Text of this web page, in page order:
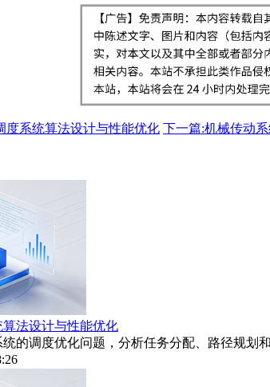
度系统算法设计与性能优化 下一篇:机械传动
法设计与性能优化
的调度优化问题，分析任务分配、路径规划